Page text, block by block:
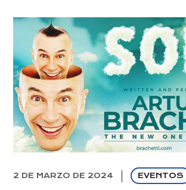
2 DE MARZO DE 2024 EVENTOS